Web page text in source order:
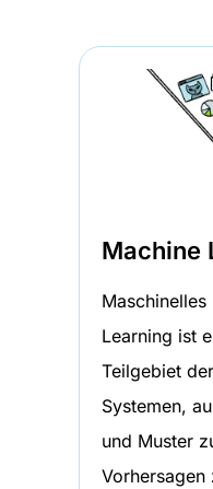
Machine
Learning ist
Teilgebiet
Systemen,
und Muster